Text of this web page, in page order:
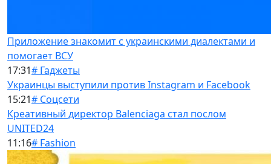
Приложение знакомит с украинскими диалектами и
помогает ВСУ
17:31# Гаджеты
Украинцы выступили против Instagram и Facebook
15:21# Соцсети
Креативный директор Balenciaga стал послом
UNITED24
11:16# Fashion